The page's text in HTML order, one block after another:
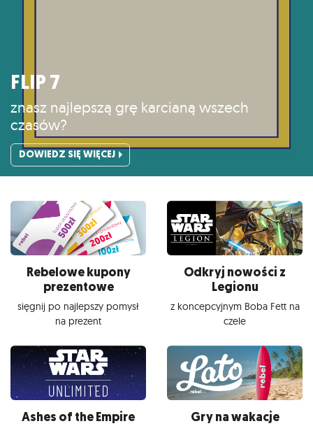
FLIP 7
znasz najlepszą grę karcianą wszech
czasów?
DOWIEDZ SIĘ WIĘCEJ
Rebelowe kupony
prezentowe
sięgnij po najlepszy pomysł
na prezent
Odkryj nowości z
Legionu
z koncepcyjnym Boba Fett na
czele
Ashes of the Empire Gry na wakacje